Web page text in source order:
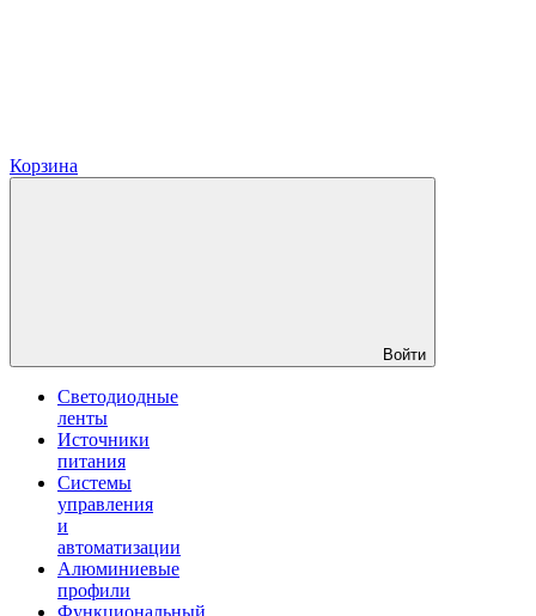
Корзина
Войти
Светодиодные
ленты
Источники
питания
Системы
управления
и
автоматизации
Алюминиевые
профили
Функциональный